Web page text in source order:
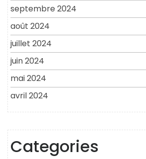
septembre 2024
août 2024
juillet 2024
juin 2024
mai 2024
avril 2024
Categories